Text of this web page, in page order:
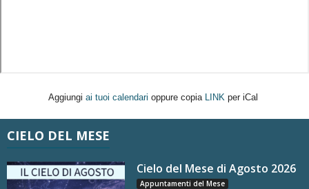
Aggiungi ai tuoi calendari oppure copia LINK per iCal
CIELO DEL MESE
Cielo del Mese di Agosto 2026
Appuntamenti del Mese